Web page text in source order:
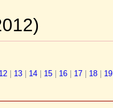
12 13 14 15 16 17 18 19